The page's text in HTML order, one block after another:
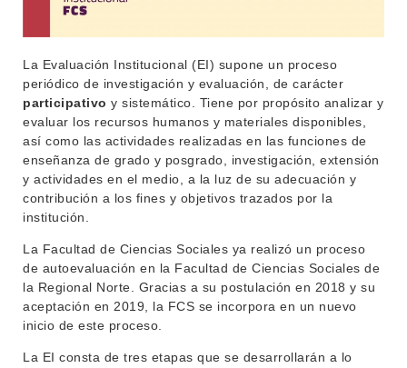
La Evaluación Institucional (EI) supone un proceso
periódico de investigación y evaluación, de carácter
participativo y sistemático. Tiene por propósito analizar y
evaluar los recursos humanos y materiales disponibles,
así como las actividades realizadas en las funciones de
enseñanza de grado y posgrado, investigación, extensión
y actividades en el medio, a la luz de su adecuación y
contribución a los fines y objetivos trazados por la
institución.
La Facultad de Ciencias Sociales ya realizó un proceso
de autoevaluación en la Facultad de Ciencias Sociales de
la Regional Norte. Gracias a su postulación en 2018 y su
aceptación en 2019, la FCS se incorpora en un nuevo
inicio de este proceso.
La EI consta de tres etapas que se desarrollarán a lo